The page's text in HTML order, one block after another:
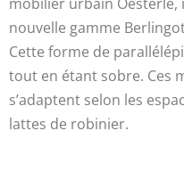
nouvelle gamme
Cette forme de
tout en étant sobre. Ces
s’adaptent selon les
lattes de robinier.